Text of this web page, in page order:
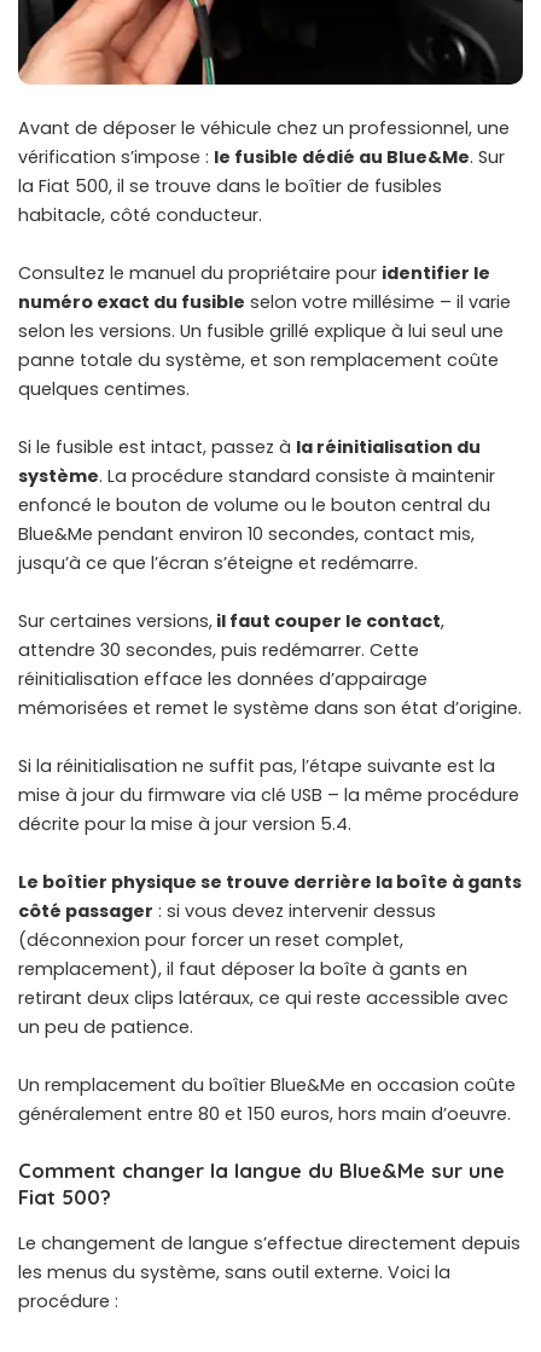
Avant de déposer le véhicule chez un professionnel, une
vérification s’impose : le fusible dédié au Blue&Me. Sur
la Fiat 500, il se trouve dans le boîtier de fusibles
habitacle, côté conducteur.
Consultez le manuel du propriétaire pour identifier le
numéro exact du fusible selon votre millésime – il varie
selon les versions. Un fusible grillé explique à lui seul une
panne totale du système, et son remplacement coûte
quelques centimes.
Si le fusible est intact, passez à la réinitialisation du
système. La procédure standard consiste à maintenir
enfoncé le bouton de volume ou le bouton central du
Blue&Me pendant environ 10 secondes, contact mis,
jusqu’à ce que l’écran s’éteigne et redémarre.
Sur certaines versions, il faut couper le contact,
attendre 30 secondes, puis redémarrer. Cette
réinitialisation efface les données d’appairage
mémorisées et remet le système dans son état d’origine.
Si la réinitialisation ne suffit pas, l’étape suivante est la
mise à jour du firmware via clé USB – la même procédure
décrite pour la mise à jour version 5.4.
Le boîtier physique se trouve derrière la boîte à gants
côté passager : si vous devez intervenir dessus
(déconnexion pour forcer un reset complet,
remplacement), il faut déposer la boîte à gants en
retirant deux clips latéraux, ce qui reste accessible avec
un peu de patience.
Un remplacement du boîtier Blue&Me en occasion coûte
généralement entre 80 et 150 euros, hors main d’oeuvre.
Comment changer la langue du Blue&Me sur une
Fiat 500?
Le changement de langue s’effectue directement depuis
les menus du système, sans outil externe. Voici la
procédure :